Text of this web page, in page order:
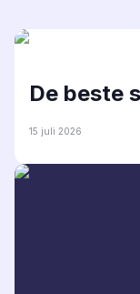
De beste
15 juli 2026